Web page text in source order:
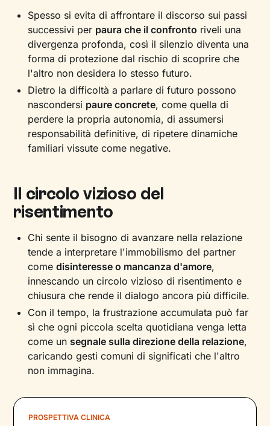
Spesso si evita di affrontare il discorso sui passi
successivi per paura che il confronto riveli una
divergenza profonda, così il silenzio diventa una
forma di protezione dal rischio di scoprire che
l'altro non desidera lo stesso futuro.
Dietro la difficoltà a parlare di futuro possono
nascondersi paure concrete, come quella di
perdere la propria autonomia, di assumersi
responsabilità definitive, di ripetere dinamiche
familiari vissute come negative.
Il circolo vizioso del
risentimento
Chi sente il bisogno di avanzare nella relazione
tende a interpretare l'immobilismo del partner
comedisinteresse o mancanza d'amore,
innescando un circolo vizioso di risentimento e
chiusura che rende il dialogo ancora più difficile.
Con il tempo, la frustrazione accumulata può far
sì che ogni piccola scelta quotidiana venga letta
come un segnale sulla direzione della relazione,
caricando gesti comuni di significati che l'altro
non immagina.
PROSPETTIVA CLINICA